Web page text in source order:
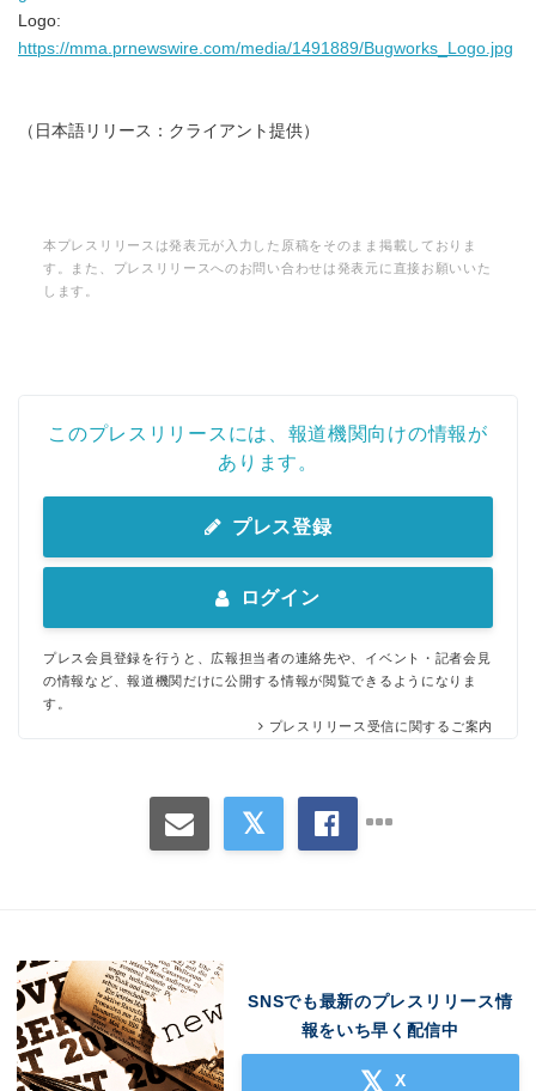
Logo:
https://mma.prnewswire.com/media/1491889/Bugworks_Logo.jpg
（日本語リリース：クライアント提供）
本プレスリリースは発表元が入力した原稿をそのまま掲載しておりま
す。また、プレスリリースへのお問い合わせは発表元に直接お願いいた
します。
このプレスリリースには、報道機関向けの情報が
あります。
プレス登録
ログイン
プレス会員登録を行うと、広報担当者の連絡先や、イベント・記者会見
の情報など、報道機関だけに公開する情報が閲覧できるようになりま
す。
プレスリリース受信に関するご案内
SNSでも最新のプレスリリース情
報をいち早く配信中
X